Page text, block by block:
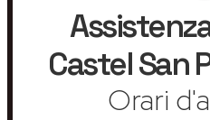
Castel San
Orari